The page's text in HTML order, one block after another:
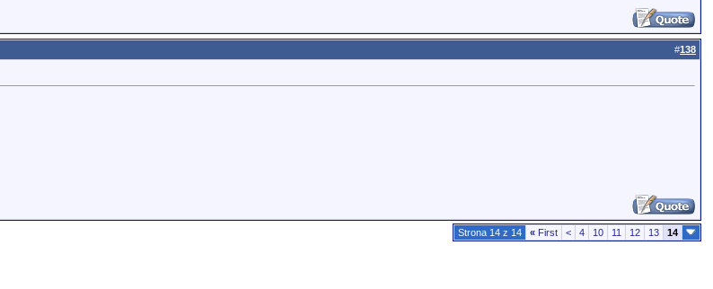
#138
Strona 14 z 14 « First < 4 10 11 12 13 14